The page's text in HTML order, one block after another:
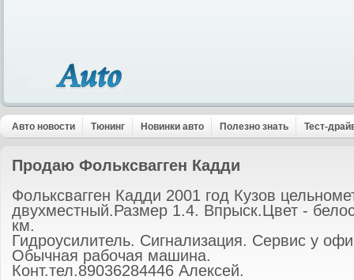
Авто новости Тюнинг Новинки авто Полезно знать Тест-
Продаю Фольксвагген Кадди
Фольксвагген Кадди 2001 год Кузов
двухместный.Размер 1.4. Впрыск.Цвет -
км.
Гидроусилитель. Сигнализация. Сервис у
Обычная рабочая машина.
Конт.тел.89036284446 Алексей.